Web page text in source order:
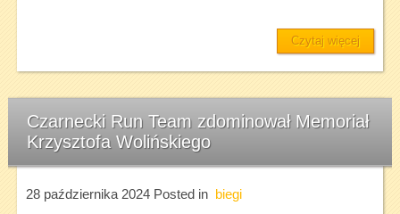
Czytaj więcej
Czarnecki Run Team zdominował Memoriał
Krzysztofa Wolińskiego
28 października 2024Posted in biegi